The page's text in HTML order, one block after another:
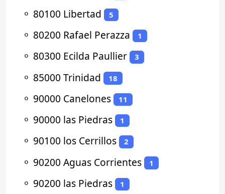
⚬ 80100 Libertad 5
⚬ 80200 Rafael Perazza 1
⚬ 80300 Ecilda Paullier 3
⚬ 85000 Trinidad 18
⚬ 90000 Canelones 11
⚬ 90000 las Piedras 1
⚬ 90100 los Cerrillos 2
⚬ 90200 Aguas Corrientes 1
⚬ 90200 las Piedras 1